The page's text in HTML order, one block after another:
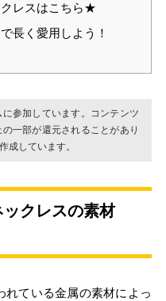
レスはこちら★
長く愛用しよう！
参加しています。コンテンツ
一部が還元されることがあり
成しています。
クレスの素材
れている金属の素材によっ